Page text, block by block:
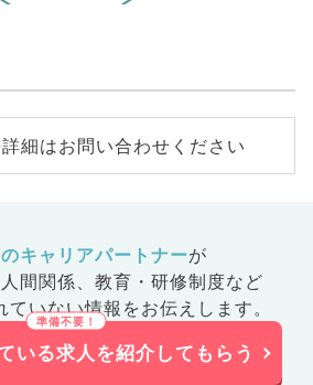
細はお問い合わせください
キャリアパートナーが
間関係、 教育・研修制度など
いない情報をお伝えします。
いる求人を紹介してもらう